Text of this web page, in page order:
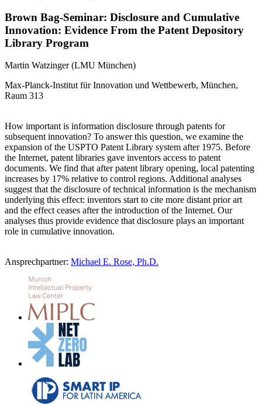
Brown Bag-Seminar: Disclosure and Cumulative
Innovation: Evidence From the Patent Depository
Library Program
Martin Watzinger (LMU München)
Max-Planck-Institut für Innovation und Wettbewerb, München,
Raum 313
How important is information disclosure through patents for
subsequent innovation? To answer this question, we examine the
expansion of the USPTO Patent Library system after 1975. Before
the Internet, patent libraries gave inventors access to patent
documents. We find that after patent library opening, local patenting
increases by 17% relative to control regions. Additional analyses
suggest that the disclosure of technical information is the mechanism
underlying this effect: inventors start to cite more distant prior art
and the effect ceases after the introduction of the Internet. Our
analyses thus provide evidence that disclosure plays an important
role in cumulative innovation.
Ansprechpartner: Michael E. Rose, Ph.D.